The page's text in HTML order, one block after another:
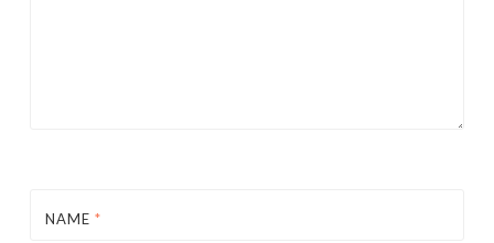
NAME *